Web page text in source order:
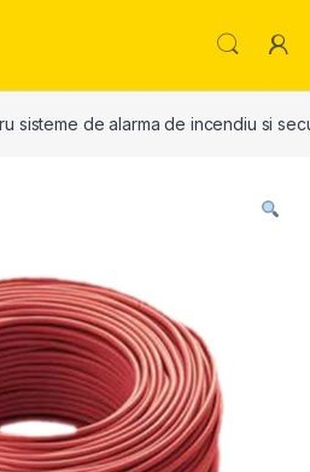
sisteme de alarma de incendiu si